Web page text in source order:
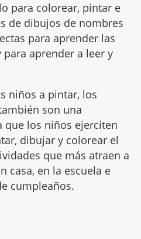
para colorear, pintar e
de dibujos de nombres
para aprender las
aprender a leer y
niños a pintar, los
son una
que los niños ejerciten
dibujar y colorear el
que más atraen a
casa, en la escuela e
cumpleaños.